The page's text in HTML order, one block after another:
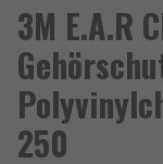
3M E.A.R
250